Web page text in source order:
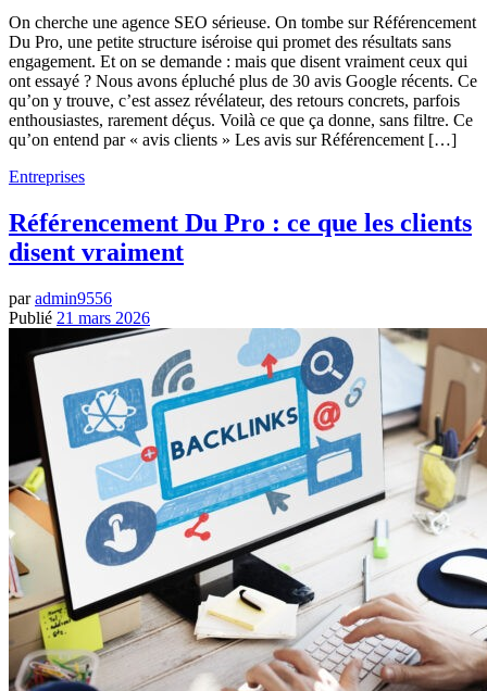
On cherche une agence SEO sérieuse. On tombe sur Référencement
Du Pro, une petite structure iséroise qui promet des résultats sans
engagement. Et on se demande : mais que disent vraiment ceux qui
ont essayé ? Nous avons épluché plus de 30 avis Google récents. Ce
qu’on y trouve, c’est assez révélateur, des retours concrets, parfois
enthousiastes, rarement déçus. Voilà ce que ça donne, sans filtre. Ce
qu’on entend par « avis clients » Les avis sur Référencement […]
Entreprises
Référencement Du Pro : ce que les clients
disent vraiment
paradmin9556
Publié 21 mars 2026